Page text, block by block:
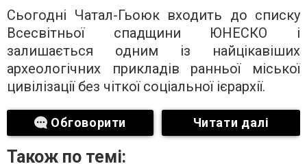
Сьогодні Чатал-Гьоюк входить до списку
Всесвітньої спадщини ЮНЕСКО і
залишається одним із найцікавіших
археологічних прикладів ранньої міської
цивілізації без чіткої соціальної ієрархії.
Обговорити Читати далі
Також по темі: